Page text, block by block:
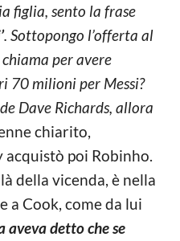
figlia, sento la frase
. Sottopongo l’offerta al
per avere
70 milioni per Messi?
Dave Richards, allora
chiarito,
acquistò poi Robinho.
della vicenda, è nella
a Cook, come da lui
aveva detto che se